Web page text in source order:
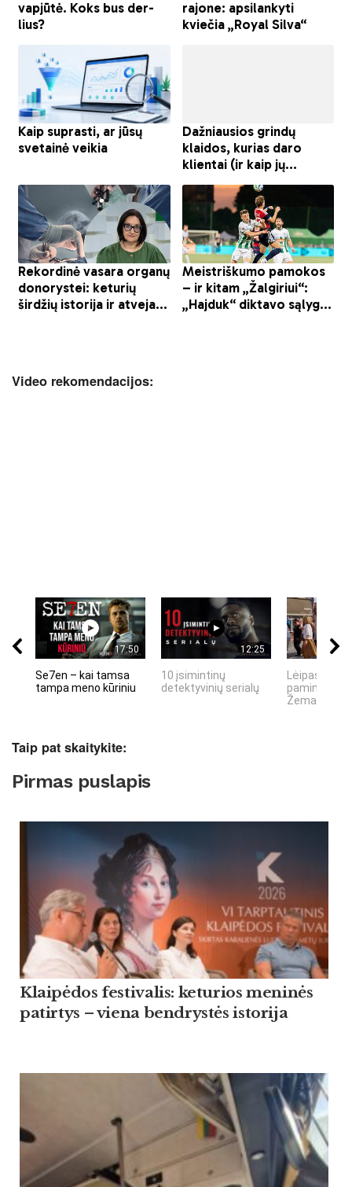
Video rekomendacijos:
17:50
Se7en – kai tamsa
tampa meno kūriniu
12:25
10 įsimintinų
detektyvinių serialų
Lėipas 13 d.
paminiejuom
Žemaitiu
Taip pat skaitykite:
Pirmas puslapis
Klaipėdos festivalis: keturios meninės
patirtys – viena bendrystės istorija